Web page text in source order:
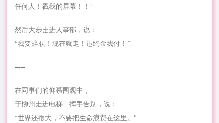
任何人！戳我的屏幕！！”
然后大步走进人事部，说：
“我要辞职！现在就走！违约金我付！”
——
在同事们的仰慕围观中，
于柳州走进电梯，挥手告别，说：
“世界还很大，不要把生命浪费在这里。”